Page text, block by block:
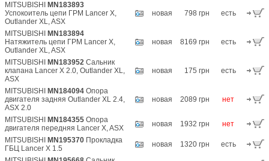
MITSUBISHI
MN183893
Успокоитель цепи ГРМ Lancer X,
Outlander XL, ASX
новая 798 грн есть
MITSUBISHI
MN183894
Натяжитель цепи ГРМ Lancer X,
Outlander XL, ASX
новая 8169 грн есть
MITSUBISHI MN183952 Сальник
клапана Lancer X 2.0, Outlander XL,
ASX
новая 175 грн есть
MITSUBISHI MN184094 Опора
двигателя задняя Outlander XL 2.4,
ASX 2.0
новая 2089 грн нет
MITSUBISHI MN184355 Опора
двигателя передняя Lancer X, ASX
новая 1932 грн
нет
MITSUBISHI
MN195370 Прокладка
ГБЦ Lancer X 1.5
новая 1320 грн
есть